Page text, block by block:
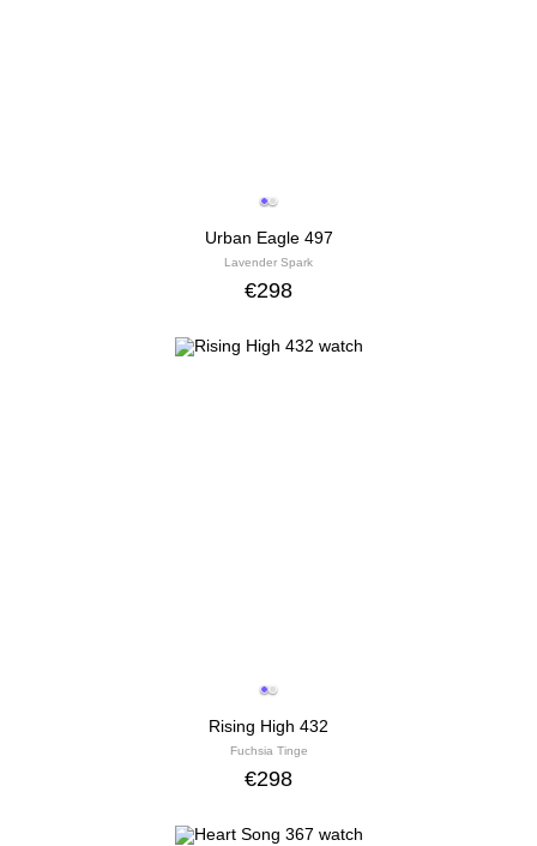
Urban Eagle 497
Lavender Spark
€298
Rising High 432
Fuchsia Tinge
€298